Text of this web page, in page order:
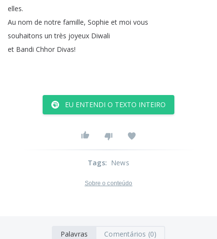
elles.
Au nom de notre famille, Sophie et moi vous
souhaitons un très joyeux Diwali
et Bandi Chhor Divas!
EU ENTENDI O TEXTO INTEIRO
Tags: News
Sobre o conteúdo
Palavras Comentários (0)